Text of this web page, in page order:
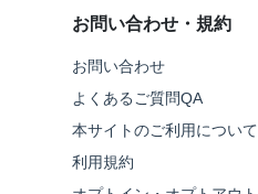
お問い合わせ・規約
お問い合わせ
よくあるご質問QA
本サイトのご利用について
利用規約